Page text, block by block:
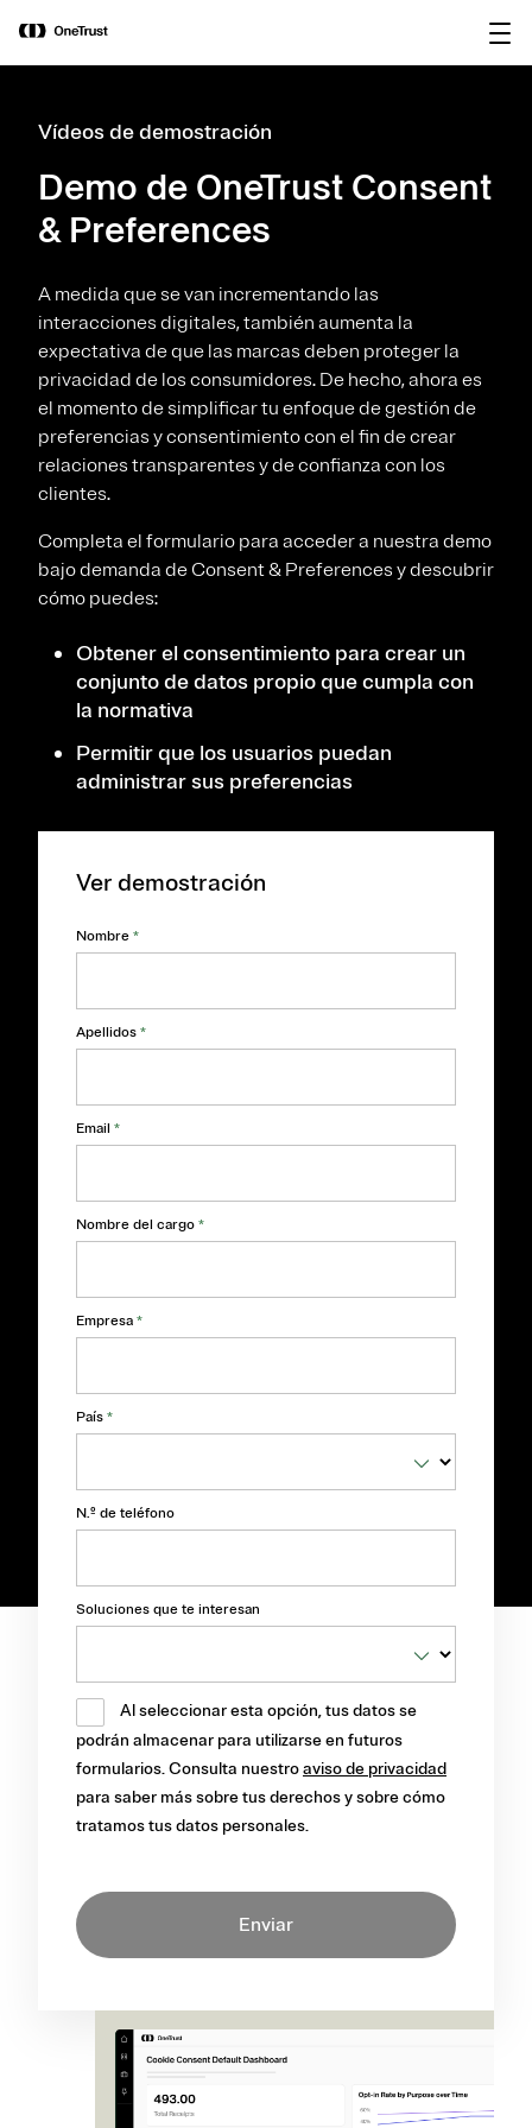
OneTrust nombrada Visionaria en el
Magic Quadrant™ de Gartner® 2026
para plataformas de gobernanza de IA.
Vídeos de demostración
Demo de OneTrust Consent
& Preferences
A medida que se van incrementando las
interacciones digitales, también aumenta la
expectativa de que las marcas deben proteger la
privacidad de los consumidores. De hecho, ahora es
el momento de simplificar tu enfoque de gestión de
preferencias y consentimiento con el fin de crear
relaciones transparentes y de confianza con los
clientes.
Completa el formulario para acceder a nuestra demo
bajo demanda de Consent & Preferences y descubrir
cómo puedes:
Obtener el consentimiento para crear un
conjunto de datos propio que cumpla con
la normativa
Permitir que los usuarios puedan
administrar sus preferencias
Ver demostración
Nombre *
Apellidos *
Email *
Nombre del cargo *
Empresa *
País *
N.º de teléfono
Soluciones que te interesan
Al seleccionar esta opción, tus datos se
podrán almacenar para utilizarse en futuros
formularios. Consulta nuestroaviso de privacidad
para saber más sobre tus derechos y sobre cómo
tratamos tus datos personales.
Enviar